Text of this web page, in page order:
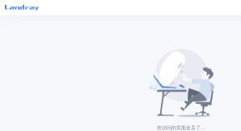
您访问的页面走丢了...